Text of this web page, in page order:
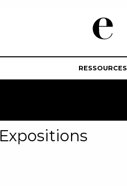
RESSOURCES
Expositions